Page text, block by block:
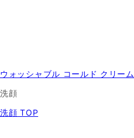
ウォッシャブル コールド クリーム
洗顔
洗顔 TOP